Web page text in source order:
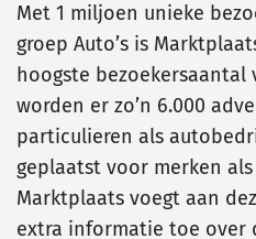
Met 1 miljoen unieke
groep Auto’s is
hoogste bezoekersaantal
worden er zo’n 6.000
particulieren als
geplaatst voor merken als
Marktplaats voegt aan
extra informatie toe over